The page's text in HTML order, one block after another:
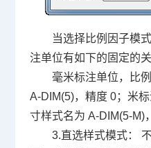
当选择比例因子模
注单位有如下的固定的
毫米标注单位，比
A-DIM(5)，精度 0；米
寸样式名为 A-DIM(5-M)
3.直选样式模式：